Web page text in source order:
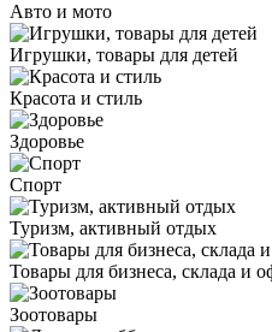
Авто и мото
Игрушки, товары для детей
Красота и стиль
Здоровье
Спорт
Туризм, активный отдых
Товары для бизнеса, склада и
Зоотовары